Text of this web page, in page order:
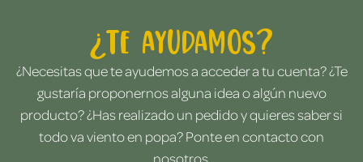
¿Te ayudamos?
¿Necesitas que te ayudemos a acceder a tu cuenta? ¿Te
gustaría proponernos alguna idea o algún nuevo
producto? ¿Has realizado un pedido y quieres saber si
todo va viento en popa? Ponte en contacto con
nosotros.